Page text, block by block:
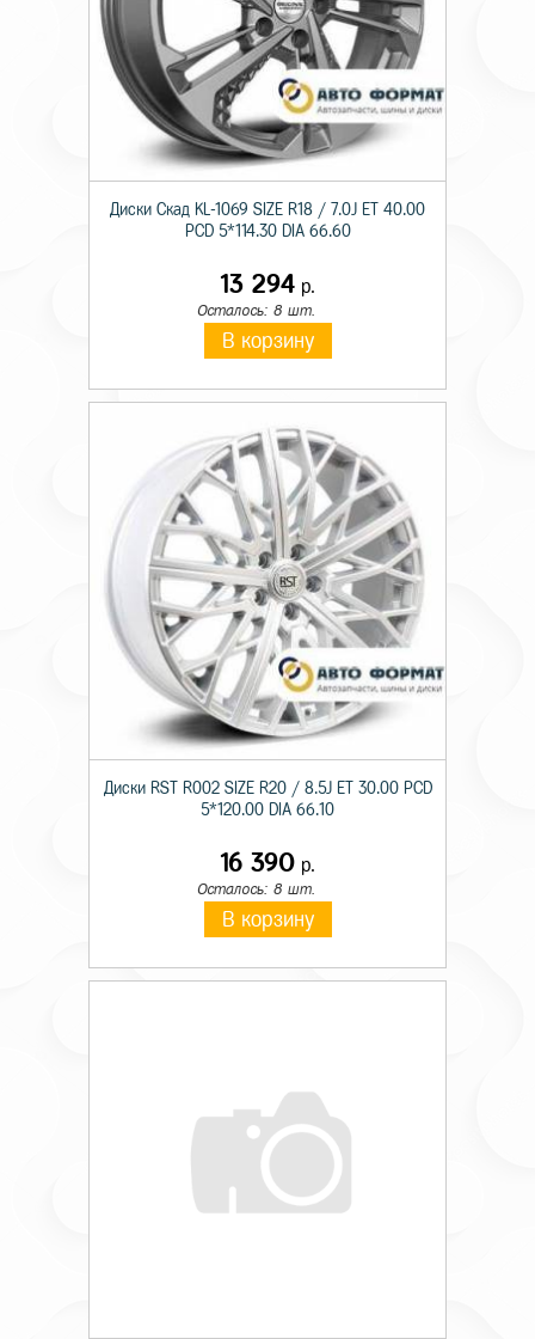
Диски Скад KL-1069 SIZE R18 / 7.0J ET 40.00
PCD 5*114.30 DIA 66.60
13 294 р.
Осталось: 8 шт.
В корзину
Диски RST R002 SIZE R20 / 8.5J ET 30.00 PCD
5*120.00 DIA 66.10
16 390 р.
Осталось: 8 шт.
В корзину